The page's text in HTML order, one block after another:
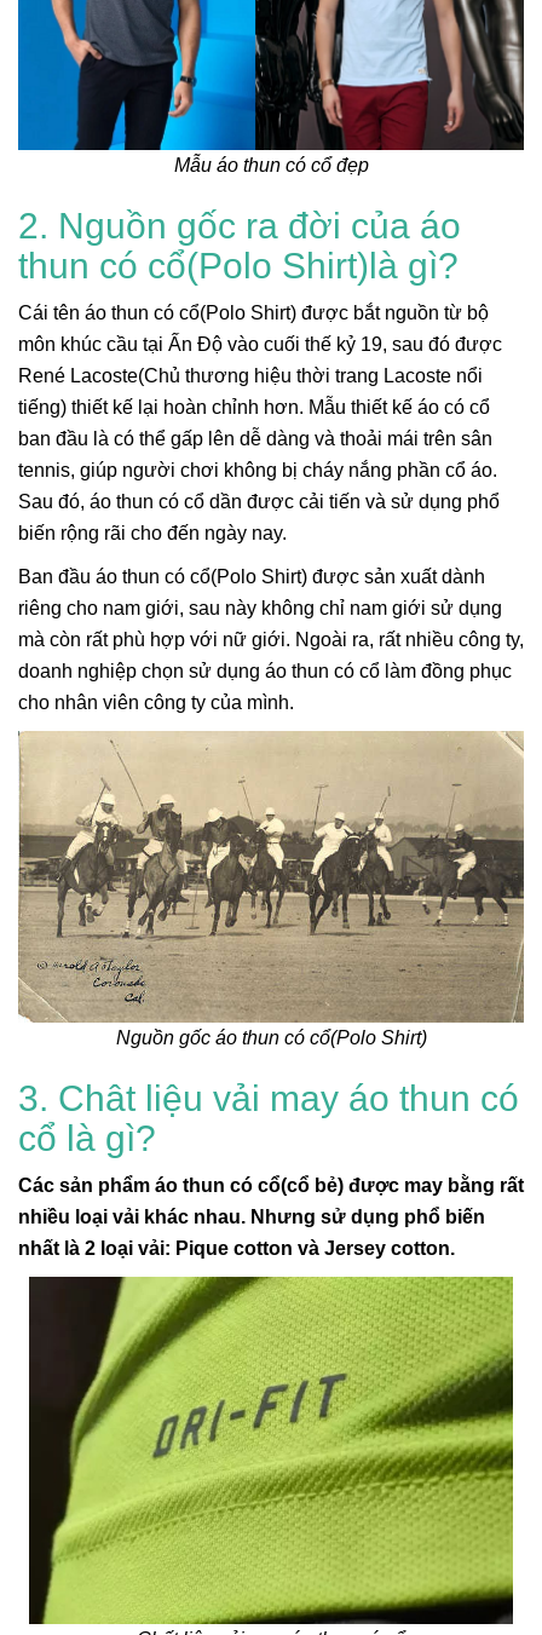
Mẫu áo thun có cổ đẹp
2. Nguồn gốc ra đời của áo
thun có cổ(Polo Shirt)là gì?
Cái tên áo thun có cổ(Polo Shirt) được bắt nguồn từ bộ
môn khúc cầu tại Ấn Độ vào cuối thế kỷ 19, sau đó được
René Lacoste(Chủ thương hiệu thời trang Lacoste nổi
tiếng) thiết kế lại hoàn chỉnh hơn. Mẫu thiết kế áo có cổ
ban đầu là có thể gấp lên dễ dàng và thoải mái trên sân
tennis, giúp người chơi không bị cháy nắng phần cổ áo.
Sau đó, áo thun có cổ dần được cải tiến và sử dụng phổ
biến rộng rãi cho đến ngày nay.
Ban đầu áo thun có cổ(Polo Shirt) được sản xuất dành
riêng cho nam giới, sau này không chỉ nam giới sử dụng
mà còn rất phù hợp với nữ giới. Ngoài ra, rất nhiều công ty,
doanh nghiệp chọn sử dụng áo thun có cổ làm đồng phục
cho nhân viên công ty của mình.
Nguồn gốc áo thun có cổ(Polo Shirt)
3. Chât liệu vải may áo thun có
cổ là gì?
Các sản phẩm áo thun có cổ(cổ bẻ) được may bằng rất
nhiều loại vải khác nhau. Nhưng sử dụng phổ biến
nhất là 2 loại vải: Pique cotton và Jersey cotton.